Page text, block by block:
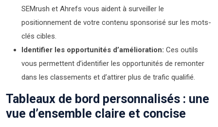
SEMrush et Ahrefs vous aident à surveiller le
positionnement de votre contenu sponsorisé sur les mots-
clés cibles.
Identifier les opportunités d’amélioration: Ces outils
vous permettent d’identifier les opportunités de remonter
dans les classements et d’attirer plus de trafic qualifié.
Tableaux de bord personnalisés : une
vue d’ensemble claire et concise